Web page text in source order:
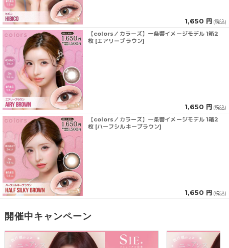
1,650 円 (税込)
【colors／カラーズ】一条響イメージモデル 1箱2
枚 [エアリーブラウン]
1,650 円 (税込)
【colors／カラーズ】一条響イメージモデル 1箱2
枚 [ハーフシルキーブラウン]
1,650 円 (税込)
開催中キャンペーン